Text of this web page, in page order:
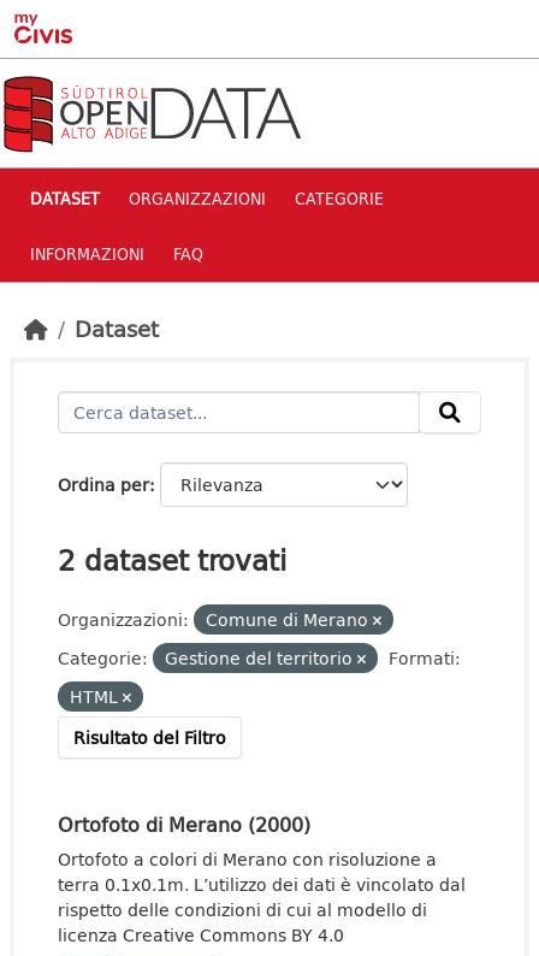
Skip to main content
DATASET ORGANIZZAZIONI CATEGORIE
INFORMAZIONI FAQ
Dataset
Ordina per
2 dataset trovati
Organizzazioni:
Comune di Merano
Categorie:
Gestione del territorio
Formati:
HTML
Risultato del Filtro
Ortofoto di Merano (2000)
Ortofoto a colori di Merano con risoluzione a
terra 0.1x0.1m. L’utilizzo dei dati è vincolato dal
rispetto delle condizioni di cui al modello di
licenza Creative Commons BY 4.0